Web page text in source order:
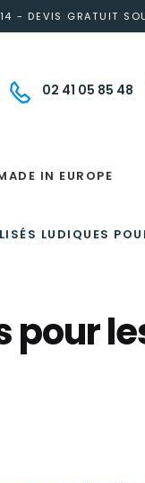
- DEVIS GRATUIT
02 41 05 85 48
IN EUROPE
LUDIQUES
pour